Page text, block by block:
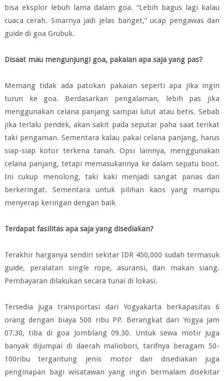
bisa eksplor lebuh lama dalam goa. “Lebih bagus lagi kalau
cuaca cerah. Sinarnya jadi jelas banget,” ucap pengawas dan
guide di goa Grubuk.
Disaat mau mengunjungi goa, pakaian apa saja yang pas?
Memang tidak ada patokan pakaian seperti apa jika ingin
turun ke goa. Berdasarkan pengalaman, lebih pas jika
menggunakan celana panjang sampai lutut atau betis. Sebab
jika terlalu pendek, akan sakit pada seputar paha saat terikat
taki pengaman. Sementara kalau pakai celana panjang, harus
siap-siap kotor terkena tanah. Opsi lainnya, menggunakan
celana panjang, tetapi memasukannya ke dalam sepatu boot.
Ini cukup menolong, taki kaki menjadi sangat panas dan
berkeringat. Sementara untuk pilihan kaos yang mampu
menyerap keringan dengan baik
Terdapat fasilitas apa saja yang disediakan?
Terakhir harganya sendiri sekitar IDR 450,000 sudah termasuk
guide, peralatan single rope, asuransi, dan makan siang.
Pembayaran dilakukan secara tunai di lokasi.
Tersedia juga transportasi dari Yogyakarta berkapasitas 6
orang dengan biaya 500 ribu PP. Berangkat dari Yogya jam
07.30, tiba di goa Jomblang 09.30. Untuk sewa motir juga
banyak dijumpai di daerah maliobori, tarifnya beragam 50-
100ribu tergantung jenis motor dan disediakan juga
penginapan bagi wisatawan yang ingin bermalam disekitar